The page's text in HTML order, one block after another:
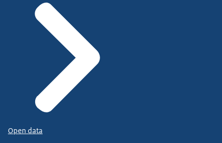
Open data